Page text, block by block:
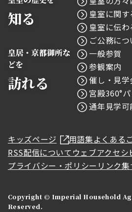
知る
皇室に関
皇室に伝
ご公務につ
皇居・京都御所な
どを
訪れる
一般参賀
参観案内
催し・見学
宮殿360°
通年見学
キッズページ 用語集よくある
RSS配信について ウェブアクセシ
プライバシー・ポリシー リンク集
Copyright © Imperial Household
Reserved.